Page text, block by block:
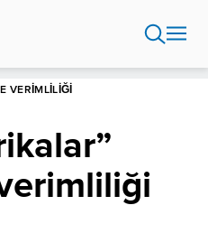
VERIMLILIĞI